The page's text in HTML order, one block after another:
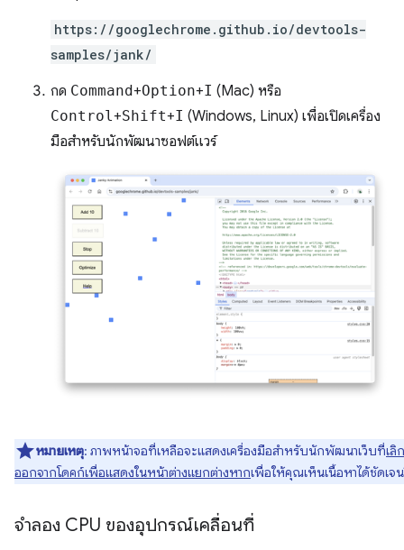
https://googlechrome.github.io/devtools-
samples/jank/
กด Command+Option+I (Mac) หรือ
Control+Shift+I (Windows, Linux) เพื่อเปิดเครื่อง
มือสำหรับนักพัฒนาซอฟต์แวร์
หมายเหตุ: ภาพหน้าจอที่เหลือจะแสดงเครื่องมือสำหรับนักพัฒนาเว็บที่เลิก
ออกจากโดคก์เพื่อแสดงในหน้าต่างแยกต่างหากเพื่อให้คุณเห็นเนื้อหาได้ชัดเจ
จำลอง CPU ของอุปกรณ์เคลื่อนที่